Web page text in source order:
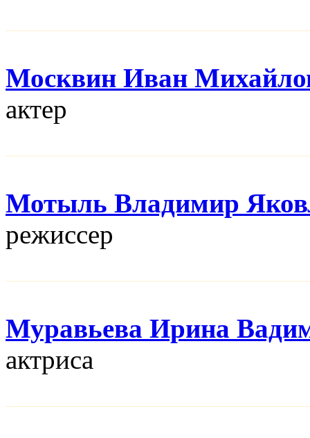
Москвин Иван
актер
Мотыль Владимир
режисcер
Муравьева Ирина
актриса